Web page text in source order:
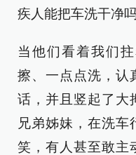
疾人能把车洗干净
当他们看着我们
擦、一点点洗，认
话，并且竖起了大
兄弟姊妹，在洗车
笑，有人甚至敢主